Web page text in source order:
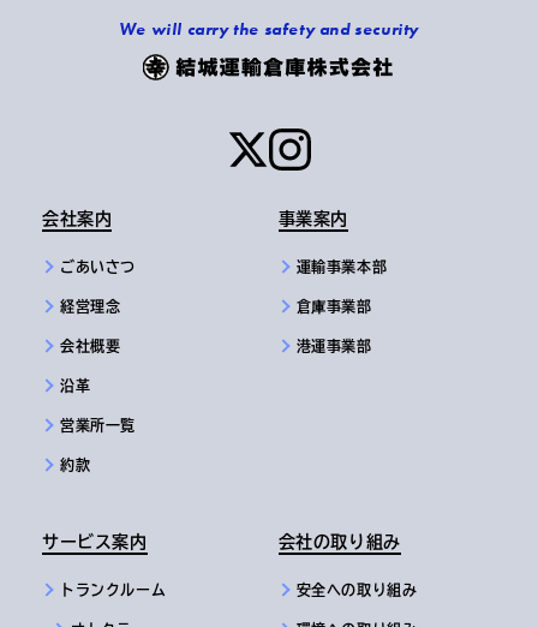
We will carry the safety and security
会社案内
ごあいさつ
経営理念
会社概要
沿革
営業所一覧
約款
事業案内
運輸事業本部
倉庫事業部
港運事業部
サービス案内
トランクルーム
会社の取り組み
安全への取り組み